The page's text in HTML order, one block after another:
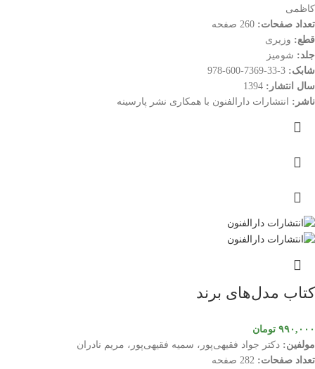
کاظمی
تعداد صفحات:
قطع: وزیری
جلد: شومیز
شابک:
سال انتشار:
ناشر: انتشارات دارالفنون با همکاری نشر پارسینه
کتاب مدل‌های برند
۹۹۰,۰۰۰ تومان
مولفین: دکتر جواد فقیهی‌پور، سمیه فقیهی‌پور، مریم نادران
تعداد صفحات: